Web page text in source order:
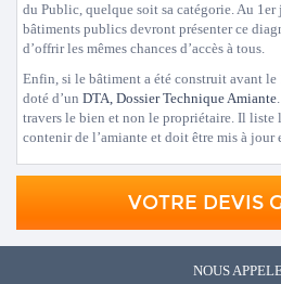
du Public, quelque soit sa catégorie. Au
bâtiments publics devront présenter ce
d’offrir les mêmes chances d’accès à tous.
Enfin, si le bâtiment a été construit avant
doté d’un DTA, Dossier Technique Amiante
travers le bien et non le propriétaire. Il liste
contenir de l’amiante et doit être mis à
VOTRE DEVIS
NOUS